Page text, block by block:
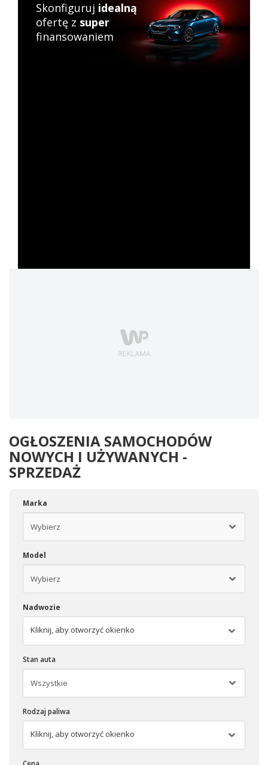
OGŁOSZENIA SAMOCHODÓW
NOWYCH I UŻYWANYCH -
SPRZEDAŻ
Marka
Model
Nadwozie
Kliknij, aby otworzyć okienko
Stan auta
Rodzaj paliwa
Kliknij, aby otworzyć okienko
Skonfiguruj idealną
ofertę z super
finansowaniem